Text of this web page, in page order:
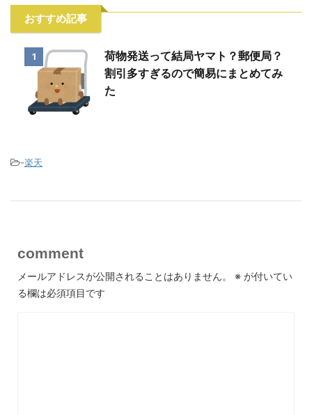
おすすめ記事
1
荷物発送って結局ヤマト？郵便局？
割引多すぎるので簡易にまとめてみ
た
-楽天
comment
メールアドレスが公開されることはありません。 ※ が付いてい
る欄は必須項目です